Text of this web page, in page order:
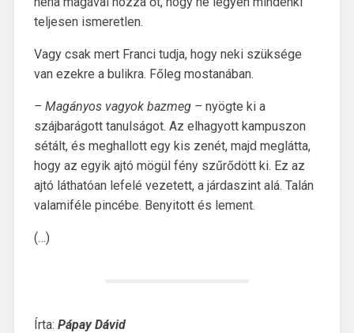
teljesen ismeretlen.
Vagy csak mert Franci tudja, hogy neki szüksége
van ezekre a bulikra. Főleg mostanában.
– Magányos vagyok bazmeg – nyögte ki a
szájbarágott tanulságot. Az elhagyott kampuszon
sétált, és meghallott egy kis zenét, majd meglátta,
hogy az egyik ajtó mögül fény szűrődött ki. Ez az
ajtó láthatóan lefelé vezetett, a járdaszint alá. Talán
valamiféle pincébe. Benyitott és lement.
(…)
Írta: Pápay Dávid